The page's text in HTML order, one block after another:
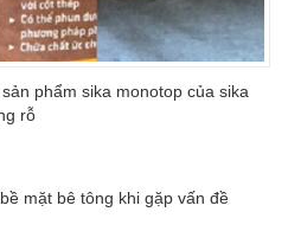
phẩm sika monotop của sika
rỗ
mặt bê tông khi gặp vấn đề